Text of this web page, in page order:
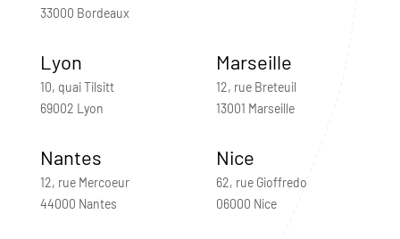
33000 Bordeaux
Lyon
10, quai Tilsitt
69002 Lyon
Marseille
12, rue Breteuil
13001 Marseille
Nantes
12, rue Mercoeur
44000 Nantes
Nice
62, rue Gioffredo
06000 Nice